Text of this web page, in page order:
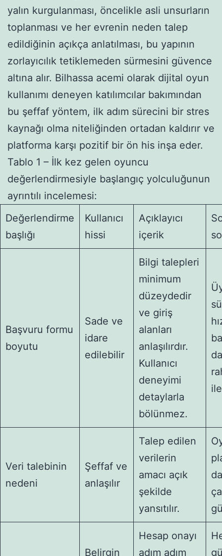
yalın kurgulanması, öncelikle asli unsurların
toplanması ve her evrenin neden talep
edildiğinin açıkça anlatılması, bu yapının
zorlayıcılık tetiklemeden sürmesini güvence
altına alır. Bilhassa acemi olarak dijital oyun
kullanımı deneyen katılımcılar bakımından
bu şeffaf yöntem, ilk adım sürecini bir stres
kaynağı olma niteliğinden ortadan kaldırır ve
platforma karşı pozitif bir ön his inşa eder.
Tablo 1 – İlk kez gelen oyuncu
değerlendirmesiyle başlangıç yolculuğunun
ayrıntılı incelemesi:
Değerlendirme
başlığı
Kullanıcı
hissi
Açıklayıcı
içerik
Başvuru formu
boyutu
Sade ve
idare
edilebilir
Bilgi talepleri
minimum
düzeydedir
ve giriş
alanları
anlaşılırdır.
Kullanıcı
deneyimi
detaylarla
bölünmez.
Veri talebinin
nedeni
Şeffaf ve
anlaşılır
Talep edilen
verilerin
amacı açık
şekilde
yansıtılır.
Belirgin
Hesap onayı
adım adım